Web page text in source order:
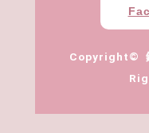
Copyright©